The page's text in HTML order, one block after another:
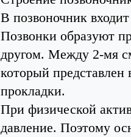
В позвоночник
Позвонки образуют
другом. Между 2-мя
который представлен
прокладки.
При физической
давление. Поэтому